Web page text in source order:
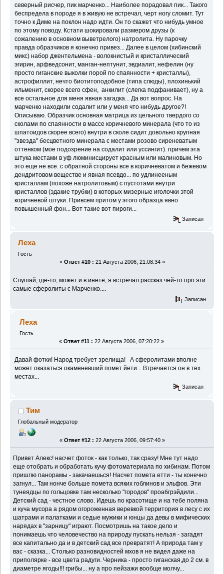
северный рисчер, пик марченко... Наиболее порадовал пик... Такого
беспредела в породе я в живую не встречал, черт ногу сломит. Тут
точно к Диме на поклон надо идти. Он то скажет что нибудь умное
по этому поводу. Кстати шокировали размером друзы (к
сожалению в основном выветрелого) натролита. Ну парочку
правда образчиков я конечно привез... Далее в целом (хибинский
микс) набор джентельмена - волокнистый и кристаллический
эгирин, арфведсонит, манган-нептунит, эвдиалит, нефелин (ну
просто гиганские выколки порой по спаянности + кристаллы),
астрофиллит, нечто биотитоподобное (типа слюды), плохинький
ильменит, скорее всего сфен, анкилит (слегка подфанивает), ну а
все остальное для меня явная загадка... Да вот вопрос. На
марченко находили содалит или у меня что нибудь другое?!
Описываю. Образчик основная матрица из цельного твердого со
сколами по спаянности в массе коричневого минерала (что то из
шпатоидов скорее всего) внутри в сколе сидит довольно крупная
"звезда" бесцветного минерала с местами розово сиреневатым
оттенком (мое подозрение на содалит или уссингит). причем эта
штука местами в уф люминисцирует красным или малиновым. Но
это еще не все. с обратной стороны все в коричневатом и бежевом
дендритовом веществе и явная псевдо... по удлинееным
кристаллам (похоже натролитовым) с пустотами внутри
кристаллов (эдакие трубки) в которых мизерные иголочки этой
коричневой штуки. Привсем притом у этого образца явно
повышенный фон... Вот такие вот пироги...
Записан
Леха
Гость
« Ответ #10 : 21 Августа 2006, 21:08:34 »
Слушай, где-то, может и в инете, я встречал рассказ чей-то про эти
самые сферолиты с Марченко....
Записан
Леха
Гость
« Ответ #11 : 22 Августа 2006, 07:20:22 »
Давай фотки! Народ требует зрелища!
А сферолитами вполне
может оказаться окаменевший помет йети... Втречается он в тех
местах...
Записан
Тим
Глобальный модератор
« Ответ #12 : 22 Августа 2006, 09:57:40 »
Привет Алекс! насчет фоток - как только, так сразу! Мне тут надо
еще отобрать и обработать кучу фотоматериала по хибинам. Потом
пришлю панорамы - закачаешься! Насчет помета етти - ты конечно
загнул... Там нонче больше помета всяких гоблинов и эльфов. Эти
тунеядцы по гольцовке там несколько "городов" проабгрэйдили...
Детский сад - честное слово. Идешь по красотище и на тебе поляна
и куча мусора а рядом огороженная веревкой территория в лесу с их
шатрами и палатками и седые мужики и юнцы да девы в мифических
нарядах в "зарницу" играют. Посмотришь на такое дело и
понимаешь что человечество на природу пускать нельзя - загадят
все капитально да и в детский сад все превратят! А природа там у
вас - сказка... Столько разновидностей мхов я не видел даже на
приполярке - все цвета радуги. Черника - просто гиганская,до 2 см. в
диаметре ягоды!!! грибы... ну а про пейзажи вообще молчу...